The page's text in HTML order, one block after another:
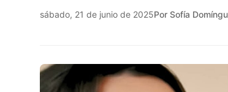
sábado, 21 de junio de 2025Por Sofía